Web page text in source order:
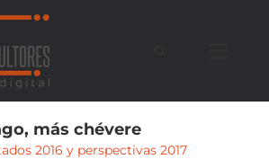
más chévere
2016 y perspectivas 2017